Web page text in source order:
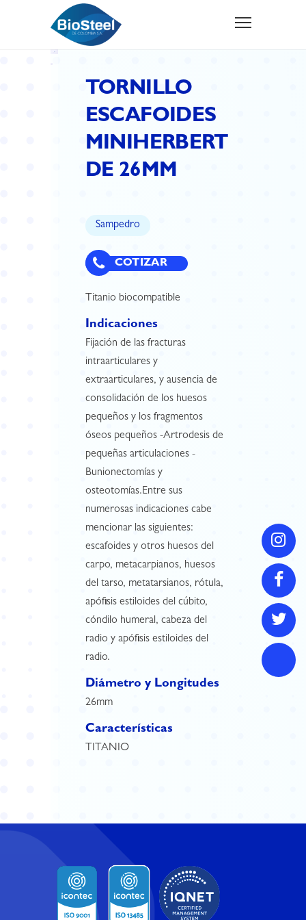
TORNILLO
ESCAFOIDES
MINIHERBERT
DE 26MM
Sampedro
COTIZAR
Titanio biocompatible
Indicaciones
Fijación de las fracturas
intraarticulares y
extraarticulares, y ausencia de
consolidación de los huesos
pequeños y los fragmentos
óseos pequeños -Artrodesis de
pequeñas articulaciones -
Bunionectomías y
osteotomías.Entre sus
numerosas indicaciones cabe
mencionar las siguientes:
escafoides y otros huesos del
carpo, metacarpianos, huesos
del tarso, metatarsianos, rótula,
apófisis estiloides del cúbito,
cóndilo humeral, cabeza del
radio y apófisis estiloides del
radio.
Diámetro y Longitudes
26mm
Características
TITANIO